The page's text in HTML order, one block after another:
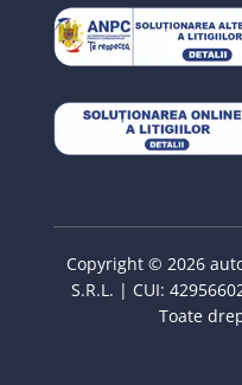
Copyright © 2026
S.R.L. | CUI:
Toate